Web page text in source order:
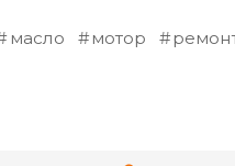
масло мотор